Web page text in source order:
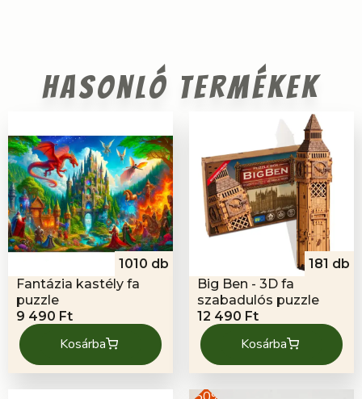
Hasonló termékek
1010 db
Fantázia kastély fa
puzzle
9 490 Ft
Kosárba
181 db
Big Ben - 3D fa
szabadulós puzzle
12 490 Ft
Kosárba